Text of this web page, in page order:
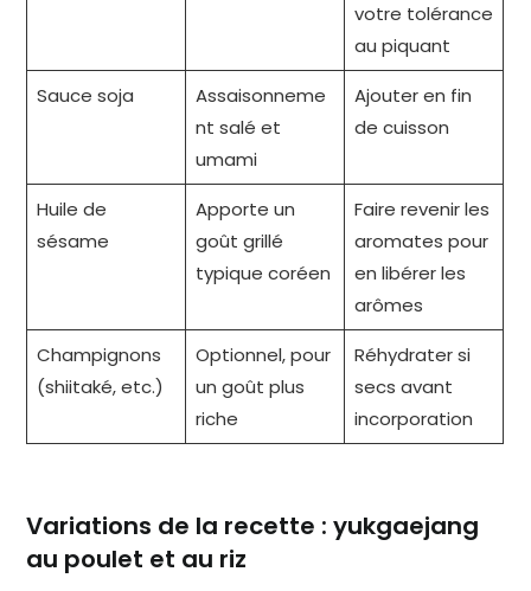
votre tolérance
au piquant
Sauce soja
Assaisonneme
nt salé et
umami
Ajouter en fin
de cuisson
Huile de
sésame
Apporte un
goût grillé
typique coréen
Faire revenir les
aromates pour
en libérer les
arômes
Champignons
(shiitaké, etc.)
Optionnel, pour
un goût plus
riche
Réhydrater si
secs avant
incorporation
Variations de la recette : yukgaejang
au poulet et au riz